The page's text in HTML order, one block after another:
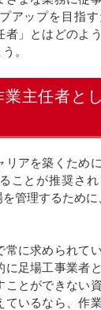
アップを目指す
者」とはどのよ
。
主任者と
リアを築くため
ことが推奨さ
管理するため
常に求められて
に足場工事業者
ことができない
ているなら、作